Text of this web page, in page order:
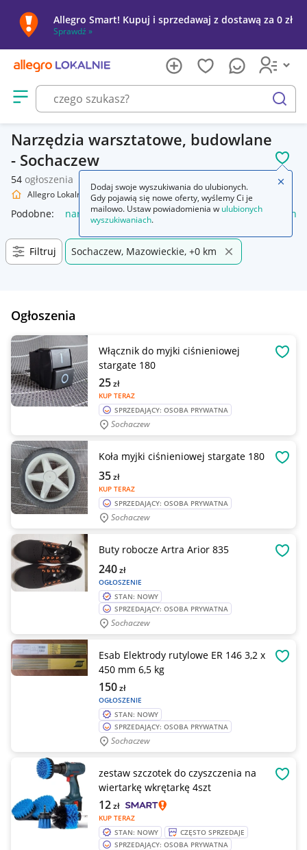
Allegro Smart! Kupuj i sprzedawaj z dostawą za 0 zł
Sprawdź »
Otwórz menu z kategoriami
szukaj
Narzędzia warsztatowe, budowlane
- Sochaczew
54 ogłoszenia
Allegro Lokalnie Dom i Ogród Narzędzia
Podobne: narzędzia narzędzia warsztatowe wieszak na
Filtruj Sochaczew, Mazowieckie, +0 km
Ogłoszenia
Włącznik do myjki ciśnieniowej
stargate 180
KUP TERAZ
25zł
SPRZEDAJĄCY: OSOBA PRYWATNA
Sochaczew
Koła myjki ciśnieniowej stargate 180
KUP TERAZ
35zł
SPRZEDAJĄCY: OSOBA PRYWATNA
Sochaczew
Buty robocze Artra Arior 835
OGŁOSZENIE
240zł
STAN: NOWY
SPRZEDAJĄCY: OSOBA PRYWATNA
Sochaczew
Esab Elektrody rutylowe ER 146 3,2 x
450 mm 6,5 kg
OGŁOSZENIE
150zł
STAN: NOWY
SPRZEDAJĄCY: OSOBA PRYWATNA
Sochaczew
zestaw szczotek do czyszczenia na
wiertarkę wkrętarkę 4szt
KUP TERAZ
12zł
STAN: NOWY
CZĘSTO SPRZEDAJE
SPRZEDAJĄCY: OSOBA PRYWATNA
Dodaj swoje wyszukiwania do ulubionych.
Gdy pojawią się nowe oferty, wyślemy Ci je
mailowo. Ustaw powiadomienia w ulubionych
wyszukiwaniach.